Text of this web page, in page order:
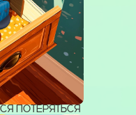
ПОТЕРЯТЬСЯ